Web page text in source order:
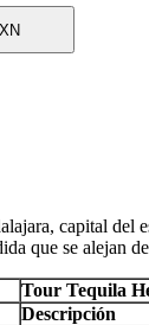
capital del
que se alejan
Tour Tequila
Descripción